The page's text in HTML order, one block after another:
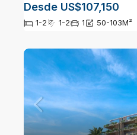
Desde US$107,150
1-2 1-2 1 50-103M²